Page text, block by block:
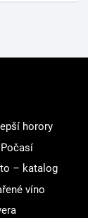
horory
Počasí
– katalog
víno